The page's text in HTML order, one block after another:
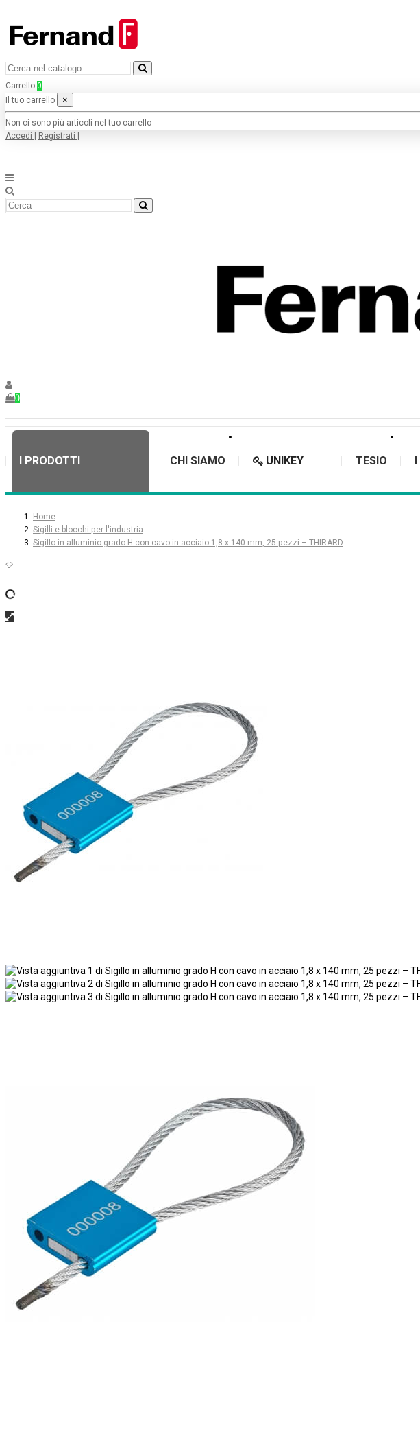
Carrello 0
Il tuo carrello
×
Non ci sono più articoli nel tuo carrello
Accedi
Registrati
0
I PRODOTTI CHI SIAMO UNIKEY TESIO
Home
Sigilli e blocchi per l'industria
Sigillo in alluminio grado H con cavo in acciaio 1,8 x 140 mm, 25 pezzi – THIRARD